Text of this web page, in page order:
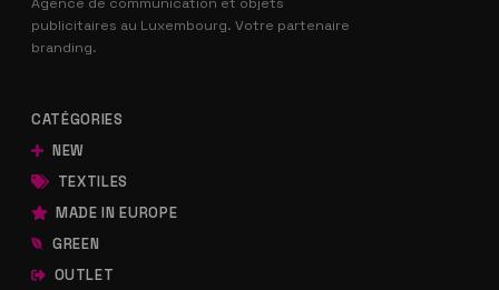
publicitaires au Luxembourg. Votre partenaire
branding.
CATÉGORIES
NEW
TEXTILES
MADE IN EUROPE
GREEN
OUTLET